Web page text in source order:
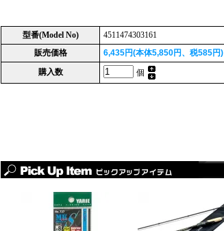
型番(Model No)
4511474303161
販売価格
6,435円(本体5,850円、税585円)
購入数
個